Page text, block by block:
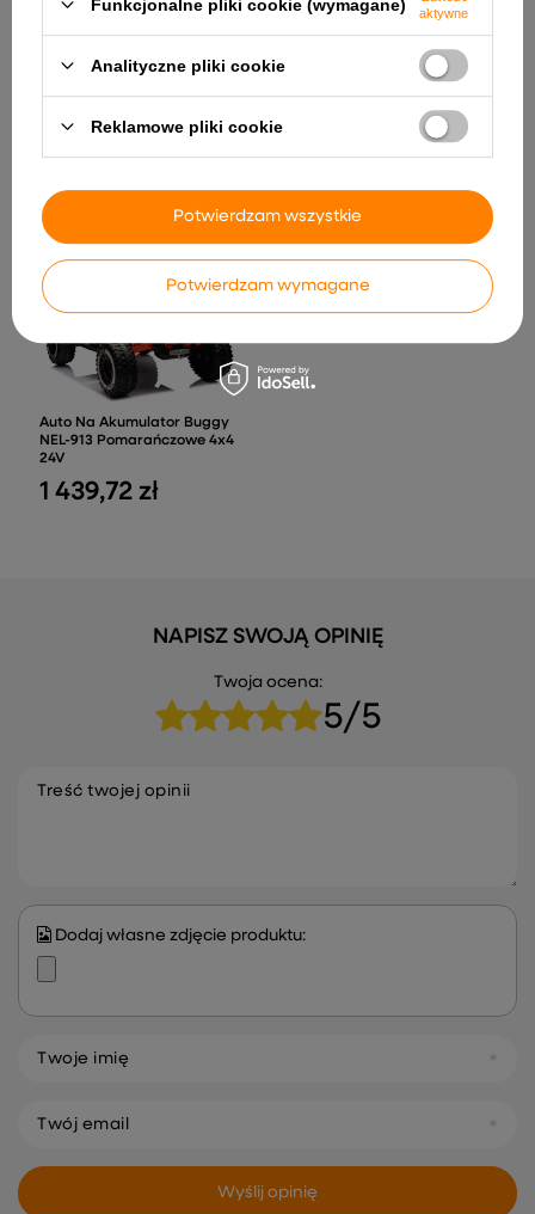
Rower Trójkołowy PRO550
365,77 zł
Pojazd na akumulator
Auto Na Akumulator Buggy
NEL-913 Pomarańczowe 4x4
24V
1 439,72 zł
NAPISZ SWOJĄ OPINIĘ
Twoja ocena:
5/5
Treść twojej opinii
Dodaj własne zdjęcie produktu:
Twoje imię
Twój email
Wyślij opinię
Funkcjonalne pliki cookie (wymagane)
aktywne
Analityczne pliki cookie
Reklamowe pliki cookie
Potwierdzam wymagane
Potwierdzam wszystkie